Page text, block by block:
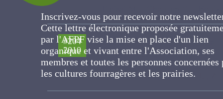
#204
2010
Evaluation
Trifolium et Lotus
Bennani K , Thami Alami I. , Al Faïz
Inscrivez-vous pour recevoir notre
Cette lettre électronique proposée
gratuitement par l'AFPF vise la mise en
d'un lien organique et vivant entre
l'Association, ses membres et toutes les
personnes concernées par les cultures
fourragères et les prairies.